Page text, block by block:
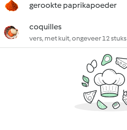
gerookte paprikapoeder
coquilles
vers, met kuit, ongeveer 12 stuks